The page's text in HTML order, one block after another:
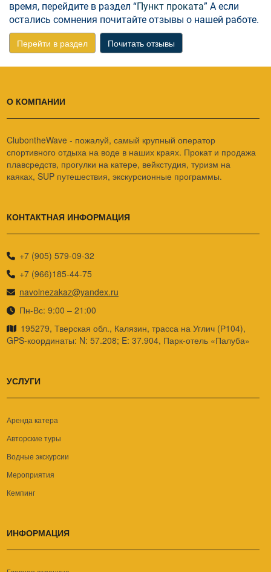
время, перейдите в раздел “Пункт проката” А если
остались сомнения почитайте отзывы о нашей работе.
Перейти в раздел Почитать отзывы
О КОМПАНИИ
ClubontheWave - пожалуй, самый крупный оператор
спортивного отдыха на воде в наших краях. Прокат и продажа
плавсредств, прогулки на катере, вейкстудия, туризм на
каяках, SUP путешествия, экскурсионные программы.
КОНТАКТНАЯ ИНФОРМАЦИЯ
+7 (905) 579-09-32
+7 (966)185-44-75
navolnezakaz@yandex.ru
Пн-Вс: 9:00 – 21:00
195279, Тверская обл., Калязин, трасса на Углич (Р104),
GPS-координаты: N: 57.208; E: 37.904, Парк-отель «Палуба»
УСЛУГИ
Аренда катера
Авторские туры
Водные экскурсии
Мероприятия
Кемпинг
ИНФОРМАЦИЯ